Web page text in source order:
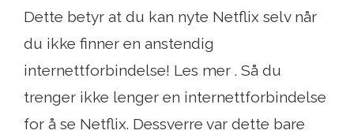
Dette betyr at du kan nyte Netflix selv når
du ikke finner en anstendig
internettforbindelse! Les mer . Så du
trenger ikke lenger en internettforbindelse
for å se Netflix. Dessverre var dette bare